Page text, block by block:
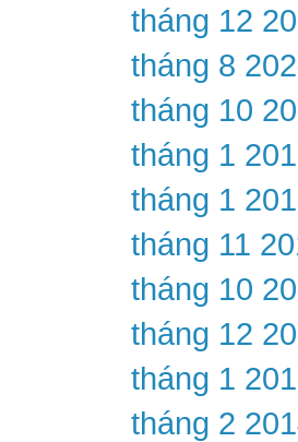
tháng 12
tháng 8
tháng 10
tháng 1
tháng 1
tháng 11
tháng 10
tháng 12
tháng 1
tháng 2